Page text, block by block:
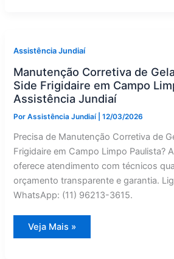
Diva
em
Paulista
|
Assistência
Jundiaí
Assistência Jundiaí
Manutenção Corretiva de
Side Frigidaire em Campo
Assistência Jundiaí
PorAssistência Jundiaí |12/03/2026
Precisa de Manutenção Corretiva de
Frigidaire em Campo Limpo Paulista?
oferece atendimento com técnicos
orçamento transparente e garantia.
WhatsApp: (11) 96213-3615.
Manutenção
Corretiva
Veja Mais »